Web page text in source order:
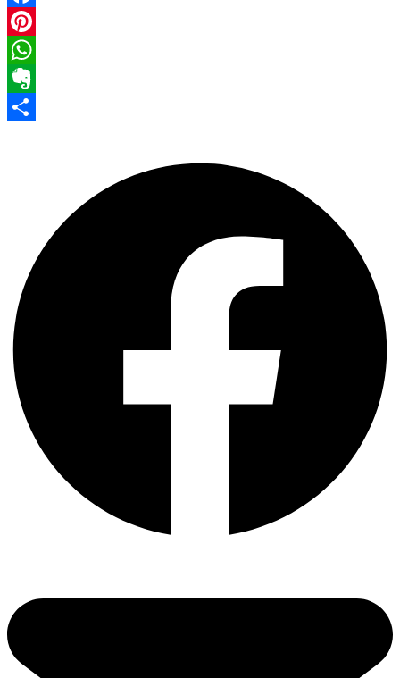
Facebook
Pinterest
WhatsApp
Evernote